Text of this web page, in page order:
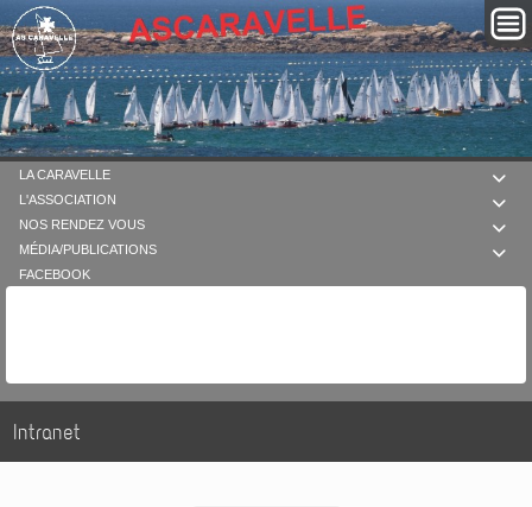

LA CARAVELLE

L'ASSOCIATION

NOS RENDEZ VOUS

MÉDIA/PUBLICATIONS
FACEBOOK
Intranet